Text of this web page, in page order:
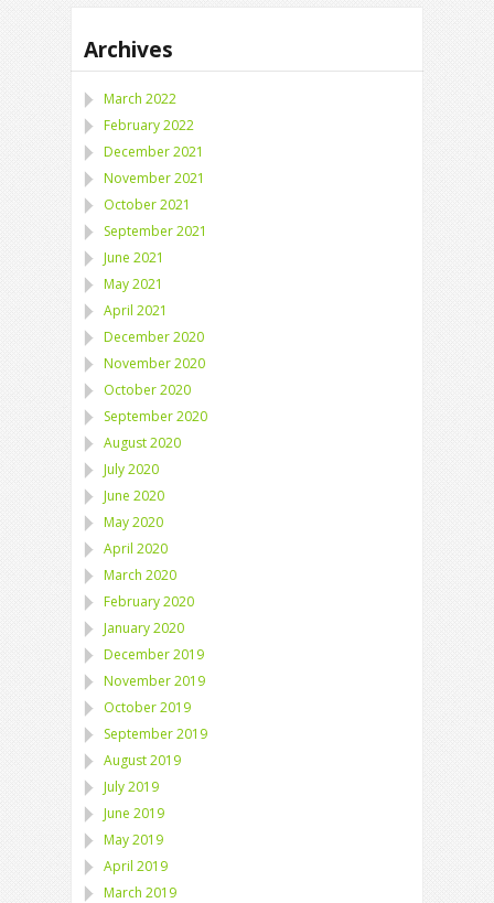
Archives
March 2022
February 2022
December 2021
November 2021
October 2021
September 2021
June 2021
May 2021
April 2021
December 2020
November 2020
October 2020
September 2020
August 2020
July 2020
June 2020
May 2020
April 2020
March 2020
February 2020
January 2020
December 2019
November 2019
October 2019
September 2019
August 2019
July 2019
June 2019
May 2019
April 2019
March 2019